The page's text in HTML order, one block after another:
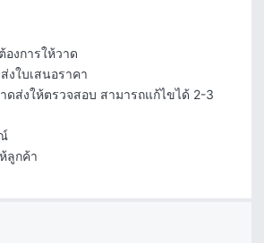
องการให้วาด
งใบเสนอราคา
ดส่งให้ตรวจสอบ สามารถแก้ไขได้ 2-3
ลูกค้า